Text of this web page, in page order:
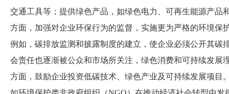
交通工具等；提供绿色产品，如绿色电力、可再生能源产品
方面，加强对企业环保行为的监督，实施更为严格的环境保
例如，碳排放监测和披露制度的建立，使企业必须公开其碳
会责任也逐渐被公众和市场所关注，绿色消费和可持续发展
方面，鼓励企业投资低碳技术、绿色产业及可持续发展项目